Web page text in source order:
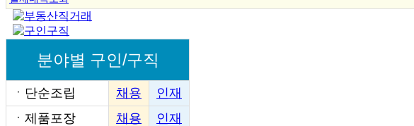
분야별 구인/구직
ㆍ 단순조립 채용
인재
ㆍ 제품포장 채용
인재